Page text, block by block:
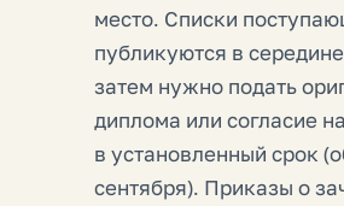
место. Списки
публикуются в
затем нужно подать
диплома или согласие
в установленный срок
сентября). Приказы о